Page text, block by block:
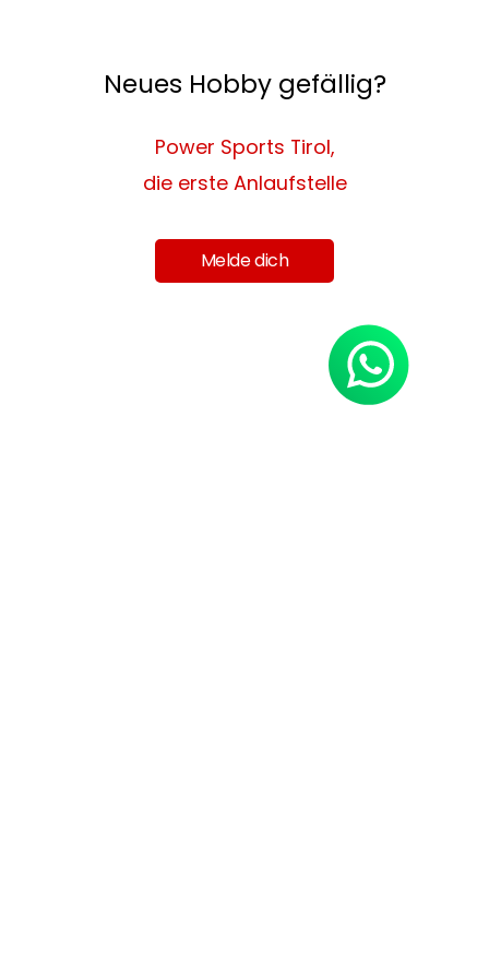
Neues Hobby gefällig?
Power Sports Tirol,
die erste Anlaufstelle
Melde dich